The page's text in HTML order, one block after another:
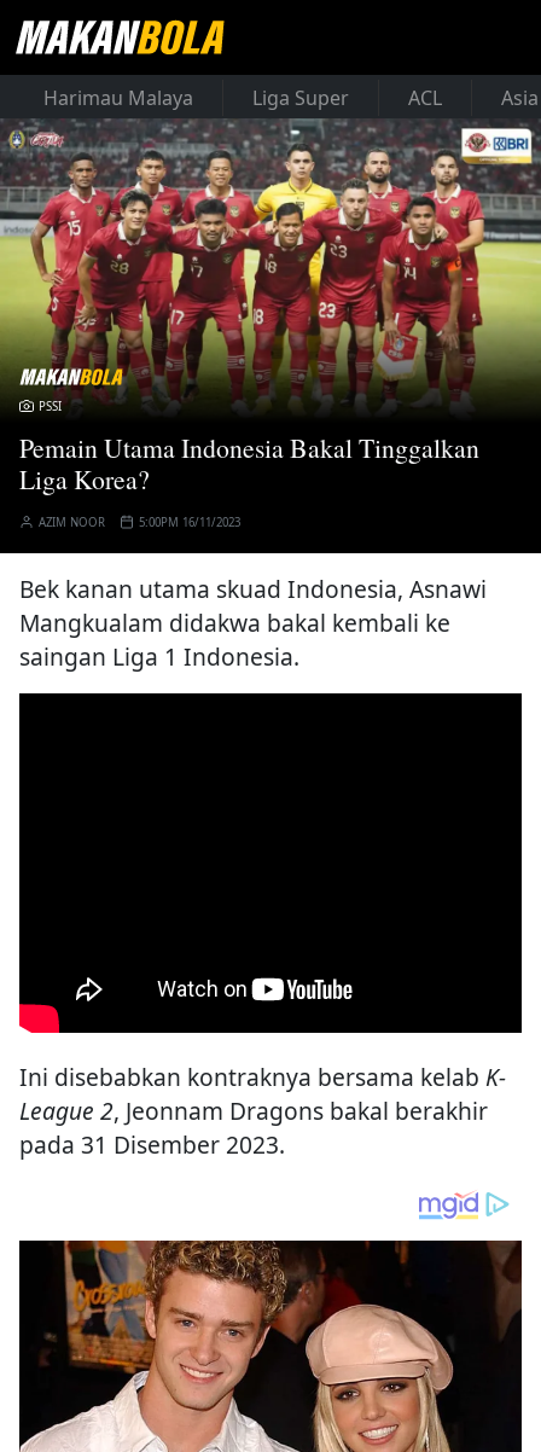
Harimau Malaya Liga Super ACL
PSSI
Pemain Utama Indonesia Bakal Tinggalkan
Liga Korea?
AZIM NOOR 5:00PM 16/11/2023
Bek kanan utama skuad Indonesia, Asnawi
Mangkualam didakwa bakal kembali ke
saingan Liga 1 Indonesia.
Ini disebabkan kontraknya bersama kelab K-
League 2, Jeonnam Dragons bakal berakhir
pada 31 Disember 2023.